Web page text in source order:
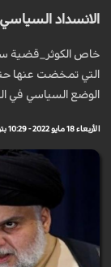
الانسداد السياسي 2022-05-17
خاص الكوثر_قضية
التي تمخضت عنها
الوضع السياسي في
الأربعاء 18 مايو 2022 - 10:29 بتوقيت مكة